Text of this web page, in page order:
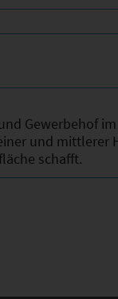
Gewerbehof
und mittlerer
schafft.